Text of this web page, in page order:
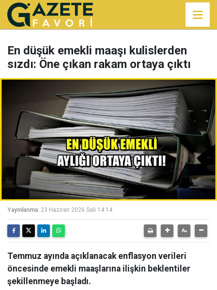
En düşük emekli maaşı kulislerden
sızdı: Öne çıkan rakam ortaya çıktı
Yayınlanma: 23 Haziran 2026 Salı 14:14
Temmuz ayında açıklanacak enflasyon verileri
öncesinde emekli maaşlarına ilişkin beklentiler
şekillenmeye başladı.